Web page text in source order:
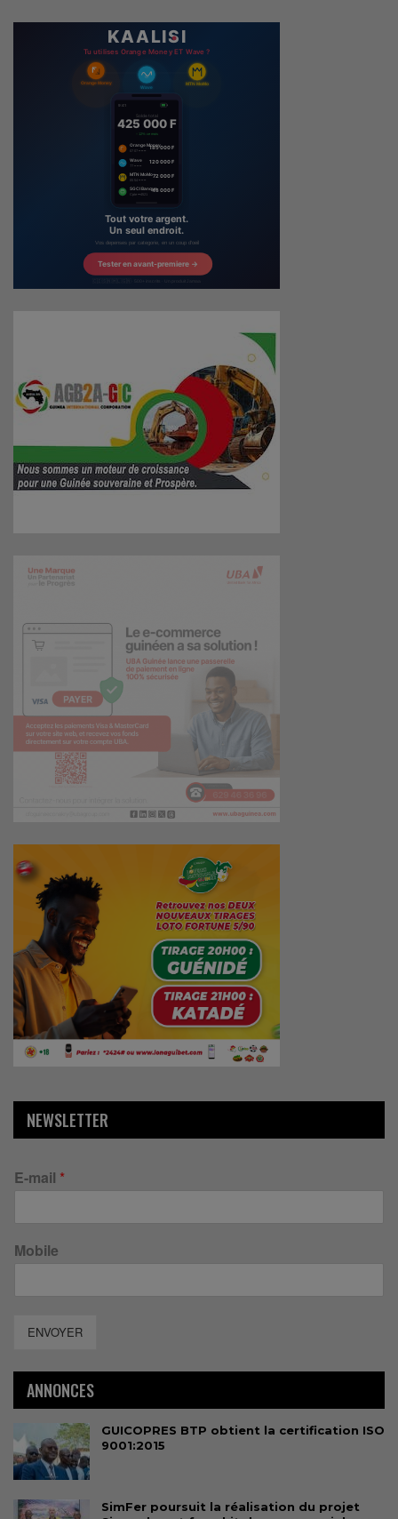
NEWSLETTER
E-mail *
Mobile
ENVOYER
ANNONCES
GUICOPRES BTP obtient la certification ISO
9001:2015
SimFer poursuit la réalisation du projet